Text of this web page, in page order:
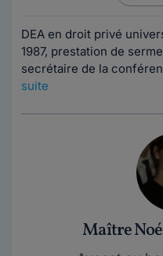
DEA en droit privé
1987, prestation de
secrétaire de la
suite
Maître